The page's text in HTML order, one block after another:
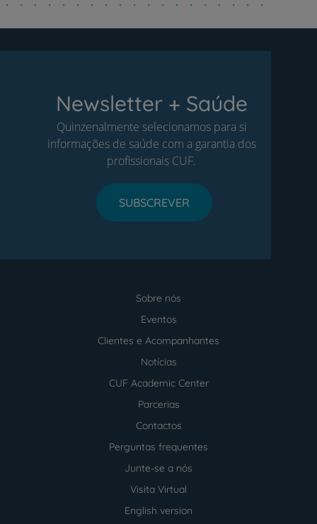
Newsletter + Saúde
Quinzenalmente selecionamos para si
informações de saúde com a garantia dos
profissionais CUF.
SUBSCREVER
Sobre nós
Eventos
Clientes e Acompanhantes
Notícias
CUF Academic Center
Parcerias
Contactos
Perguntas frequentes
Junte-se a nós
Visita Virtual
English version